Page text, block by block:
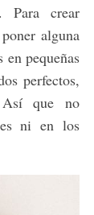
Para crear
alguna
pequeñas
perfectos,
que no
ni en los